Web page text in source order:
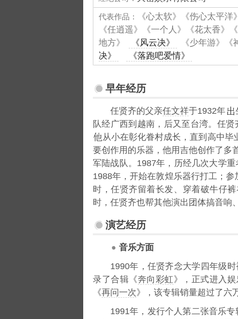
代表作品：
《心太软》《伤心太平
《任逍遥》《一个人》《花太香》
地方》
《风云决》 《少年游》
决》
《落跑吧爱情》
早年经历
任贤齐的父亲任文祥于1932年
队经广西到越南，后又至台湾。任贤
从小在彰化眷村成长，直到高中
要创作用的乐器，他用吉他创作了多
军陆战队。1987年，历经几次大学
1988年，开始在敦煌乐器行打工；
时，任贤齐留着长发、穿着破牛仔
时，任贤齐也帮其他演出团体搞音响
演艺经历
音乐方面
1990年，任贤齐念大学四年级时
录了合辑《奔向彩虹 》，正式进入
《再问一次 》，该专辑销量超过了六
1991年，发行个人第二张音乐专